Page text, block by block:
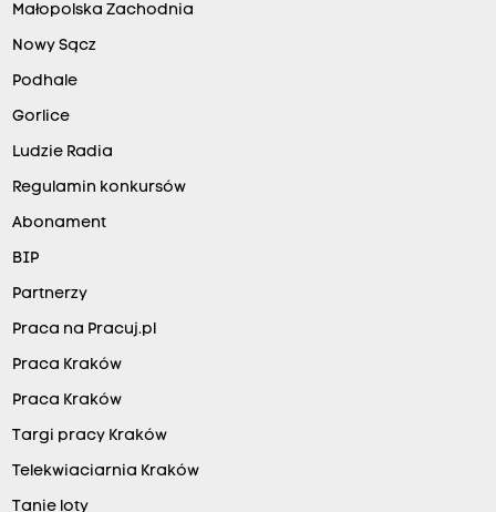
Małopolska Zachodnia
Nowy Sącz
Podhale
Gorlice
Ludzie Radia
Regulamin konkursów
Abonament
BIP
Partnerzy
Praca na Pracuj.pl
Praca Kraków
Praca Kraków
Targi pracy Kraków
Telekwiaciarnia Kraków
Tanie loty